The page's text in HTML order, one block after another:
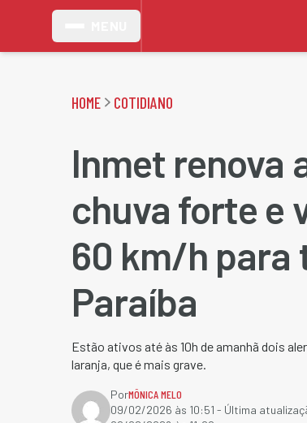
HOME COTIDIANO
Inmet renova
chuva forte e
60 km/h para
Paraíba
Estão ativos até às 10h de amanhã dois
laranja, que é mais grave.
PorMÔNICA MELO
09/02/2026 às 10:51 - Última